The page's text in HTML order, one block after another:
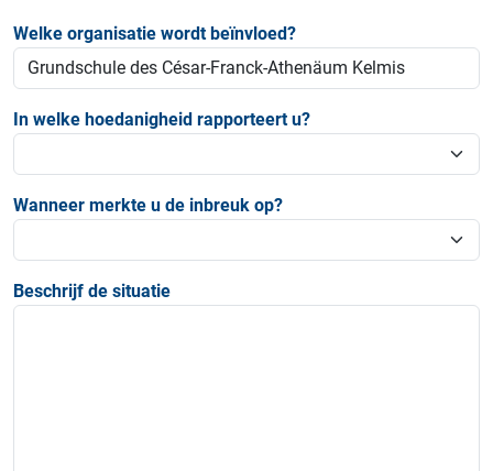
Welke organisatie wordt beïnvloed?
In welke hoedanigheid rapporteert u?
Wanneer merkte u de inbreuk op?
Beschrijf de situatie